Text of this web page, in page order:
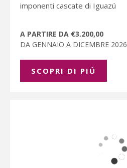
imponenti cascate di Iguazú
A PARTIRE DA €3.200,00
DA GENNAIO A DICEMBRE 2026
SCOPRI DI PIÚ